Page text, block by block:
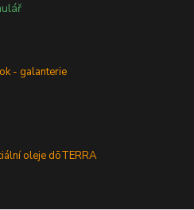
- galanterie
oleje dōTERRA